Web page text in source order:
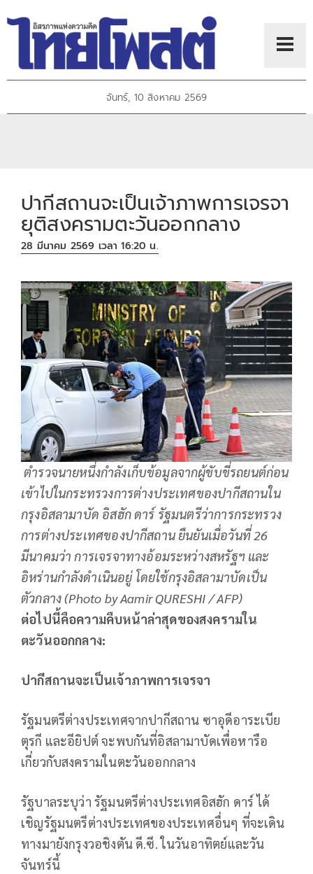
จันทร์, 10 สิงหาคม 2569
ปากีสถานจะเป็นเจ้าภาพการเจรจา
ยุติสงครามตะวันออกกลาง
28 มีนาคม 2569 เวลา 16:20 น.
ตำรวจนายหนึ่งกำลังเก็บข้อมูลจากผู้ขับขี่รถยนต์ก่อน
เข้าไปในกระทรวงการต่างประเทศของปากีสถานใน
กรุงอิสลามาบัด อิสฮัก ดาร์ รัฐมนตรีว่าการกระทรวง
การต่างประเทศของปากีสถาน ยืนยันเมื่อวันที่ 26
มีนาคมว่า การเจรจาทางอ้อมระหว่างสหรัฐฯ และ
อิหร่านกำลังดำเนินอยู่ โดยใช้กรุงอิสลามาบัดเป็น
ตัวกลาง (Photo by Aamir QURESHI / AFP)
ต่อไปนี้คือความคืบหน้าล่าสุดของสงครามใน
ตะวันออกกลาง:
ปากีสถานจะเป็นเจ้าภาพการเจรจา
รัฐมนตรีต่างประเทศจากปากีสถาน ซาอุดีอาระเบีย
ตุรกี และอียิปต์ จะพบกันที่อิสลามาบัดเพื่อหารือ
เกี่ยวกับสงครามในตะวันออกกลาง
รัฐบาลระบุว่า รัฐมนตรีต่างประเทศอิสฮัก ดาร์ ได้
เชิญรัฐมนตรีต่างประเทศของประเทศอื่นๆ ที่จะเดิน
ทางมายังกรุงวอชิงตัน ดี.ซี. ในวันอาทิตย์และวัน
จันทร์นี้